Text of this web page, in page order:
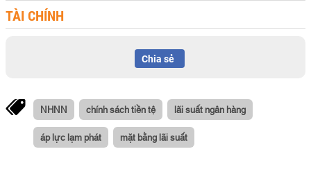
TÀI CHÍNH
Chia sẻ
NHNN chính sách tiền tệ lãi suất ngân hàng
áp lực lạm phát mặt bằng lãi suất